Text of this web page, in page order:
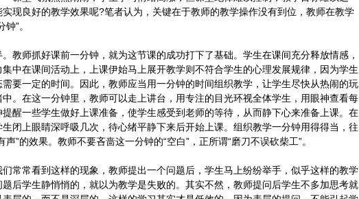
现良好的教学效果呢?笔者认为，关键在于教师的教学操作没有到位，教师在教学
”。
师抓好课前一分钟，就为这节课的成功打下了基础。学生在课间充分释放情感，
中在课间活动上，上课伊始马上展开教学则不符合学生的心理发展规律，因为学生
要一定的时间。因此，教师应当用一分钟的时间组织教学，让学生尽快从热闹的玩
。在这一分钟里，教师可以走上讲台，用专注的目光环视全体学生，用眼神查看每
醒一些学生做好上课准备，使学生感受到老师的等待，从而静下心来准备上课。在
闭上眼睛深呼吸几次，待心绪平静下来后开始上课。组织教学一分钟用得得当，往
”的效果。教师不要吝啬这一分钟的“空白”，正所谓“磨刀不误砍柴工”。
常看到这样的现象，教师提出一个问题后，学生马上纷纷举手，似乎这样的教学
后学生静悄悄的，就以为教学是失败的。其实不然，教师提问后学生不多加思考就